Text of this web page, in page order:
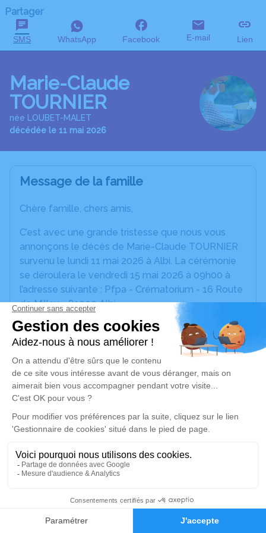
Faire-part Hommages
Partager
SMS WhatsApp Facebook E-mail Lien
Marie-Claude
TOURNIER
née LOUBET-MALET
décédée le 11 mai 2026
Message de la famille
Chère famille, chers amis,
C’est avec une grande tristesse que nous vous
annonçons le décès de Marie-Claude TOURNIER
survenu le lundi 11 mai 2026 à Albi. La cérémonie
se déroulera le vendredi 15 mai 2026 à 09h00 à
l’adresse suivante : Pfpa - Crématorium - 16 Route
de Millau - 81000 Albi.
Elle sera suivie de l'inhumation au cimetière de
Saint Germain des prés, 81700 à partir de 10h45.
Marie-Claude repose au salon Solune au
funérarium Clamouse situé 105 avenue du
Maréchal De Lattre De Tassigny à Albi ; les codes
d'accès du salon sont : C2017 puis B2005.
Nous vous invitons à utiliser cet espace pour
laisser vos condoléances, partager des photos
souvenirs, une anecdote ou exprimer vos pensées
à travers des poèmes ou des textes. Cet endroit
est un lieu d'expression dédié à honorer la
mémoire de Marie-Claude TOURNIER.
Je rends hommage